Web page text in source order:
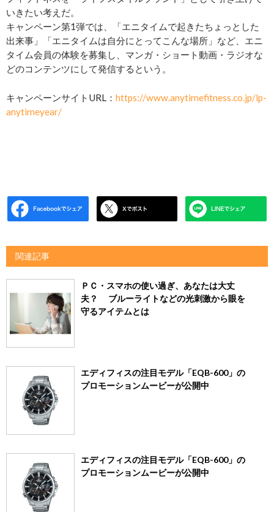
いきたい考えだ。
キャンペーン第1弾では、「エニタイムで起きたちょっとした
出来事」「エニタイムは自分にとってこんな場所」など、エニ
タイム会員の体験を募集し、マンガ・ショート動画・ラジオな
どのコンテンツにして発信するという。
キャンペーンサイトURL： https://www.anytimefitness.co.jp/lp-
anytimeyear/
関連記事
ＰＣ・スマホの使い過ぎ、あなたは大丈
夫？ ブルーライトなどの光刺激から眼を
守るアイテムとは
エディフィスの注目モデル「EQB-600」の
プロモーションムービーが公開中
エディフィスの注目モデル「EQB-600」の
プロモーションムービーが公開中